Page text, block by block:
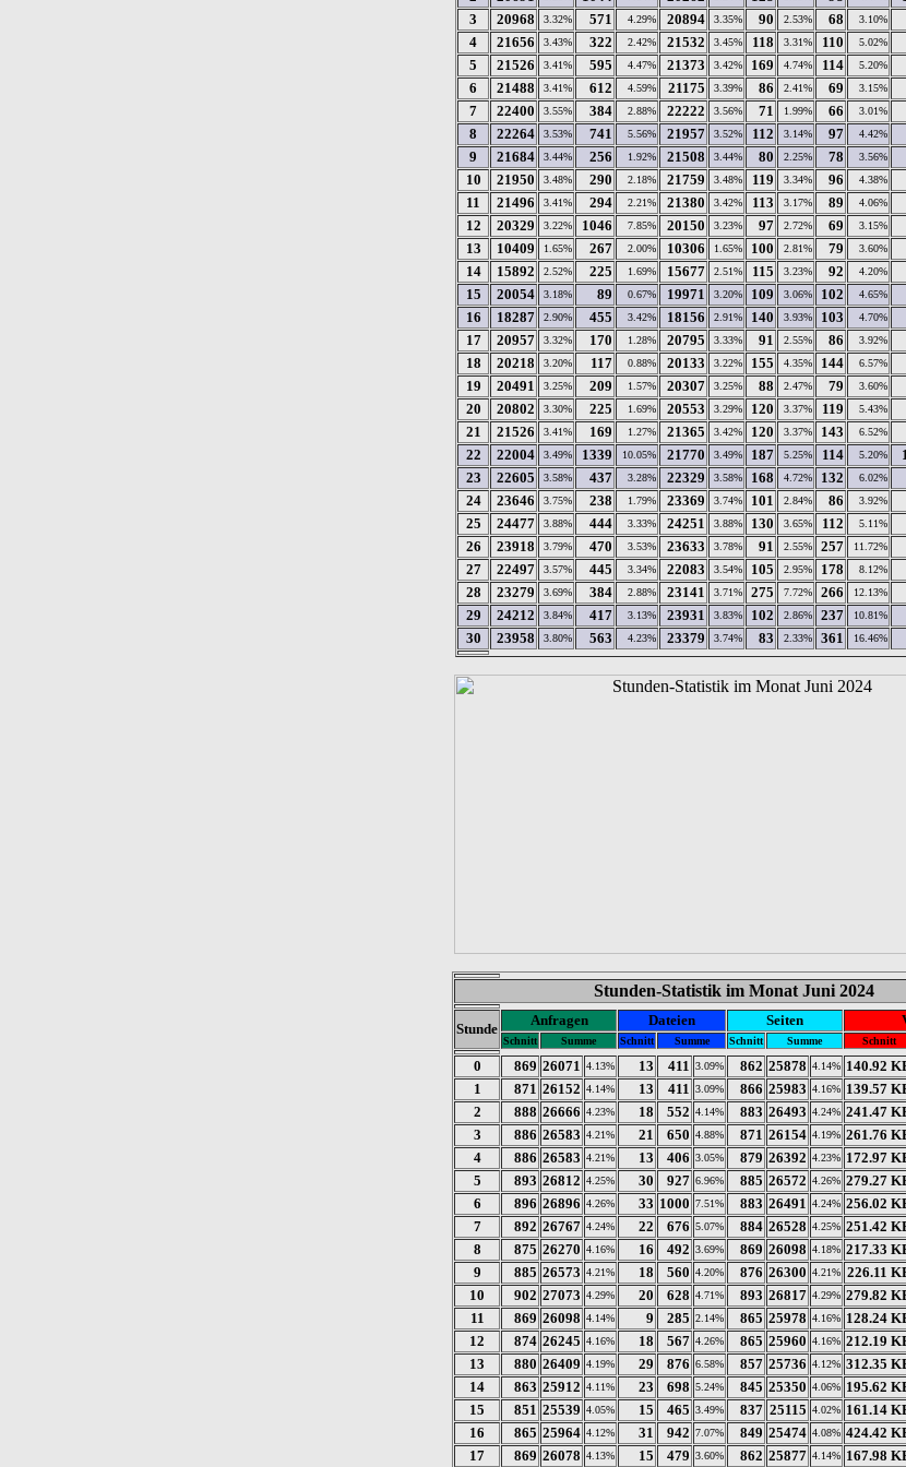
3 20968 3.32% 571 4.29% 20894 3.35% 90 2.53% 68 3.10%
4 21656 3.43% 322 2.42% 21532 3.45% 118 3.31% 110 5.02%
5 21526 3.41% 595 4.47% 21373 3.42% 169 4.74% 114 5.20%
6 21488 3.41% 612 4.59% 21175 3.39% 86 2.41% 69 3.15%
7 22400 3.55% 384 2.88% 22222 3.56% 71 1.99% 66 3.01%
8 22264 3.53% 741 5.56% 21957 3.52% 112 3.14% 97 4.42%
9 21684 3.44% 256 1.92% 21508 3.44% 80 2.25% 78 3.56%
10 21950 3.48% 290 2.18% 21759 3.48% 119 3.34% 96 4.38%
11 21496 3.41% 294 2.21% 21380 3.42% 113 3.17% 89 4.06%
12 20329 3.22% 1046 7.85% 20150 3.23% 97 2.72% 69 3.15%
13 10409 1.65% 267 2.00% 10306 1.65% 100 2.81% 79 3.60%
14 15892 2.52% 225 1.69% 15677 2.51% 115 3.23% 92 4.20%
15 20054 3.18% 89 0.67% 19971 3.20% 109 3.06% 102 4.65%
16 18287 2.90% 455 3.42% 18156 2.91% 140 3.93% 103 4.70%
17 20957 3.32% 170 1.28% 20795 3.33% 91 2.55% 86 3.92%
18 20218 3.20% 117 0.88% 20133 3.22% 155 4.35% 144 6.57%
19 20491 3.25% 209 1.57% 20307 3.25% 88 2.47% 79 3.60%
20 20802 3.30% 225 1.69% 20553 3.29% 120 3.37% 119 5.43%
21 21526 3.41% 169 1.27% 21365 3.42% 120 3.37% 143 6.52%
22 22004 3.49% 1339 10.05% 21770 3.49% 187 5.25% 114 5.20%
23 22605 3.58% 437 3.28% 22329 3.58% 168 4.72% 132 6.02%
24 23646 3.75% 238 1.79% 23369 3.74% 101 2.84% 86 3.92%
25 24477 3.88% 444 3.33% 24251 3.88% 130 3.65% 112 5.11%
26 23918 3.79% 470 3.53% 23633 3.78% 91 2.55% 257 11.72%
27 22497 3.57% 445 3.34% 22083 3.54% 105 2.95% 178 8.12%
28 23279 3.69% 384 2.88% 23141 3.71% 275 7.72% 266 12.13%
29 24212 3.84% 417 3.13% 23931 3.83% 102 2.86% 237 10.81%
30 23958 3.80% 563 4.23% 23379 3.74% 83 2.33% 361 16.46%
Stunden-Statistik im Monat Juni 2024
Stunde
Anfragen Dateien Seiten
Schnitt Summe Schnitt Summe Schnitt Summe Schnitt
0 869 26071 4.13% 13 411 3.09% 862 25878 4.14% 140.92
1 871 26152 4.14% 13 411 3.09% 866 25983 4.16% 139.57
2 888 26666 4.23% 18 552 4.14% 883 26493 4.24% 241.47
3 886 26583 4.21% 21 650 4.88% 871 26154 4.19% 261.76
4 886 26583 4.21% 13 406 3.05% 879 26392 4.23% 172.97
5 893 26812 4.25% 30 927 6.96% 885 26572 4.26% 279.27
6 896 26896 4.26% 33 1000 7.51% 883 26491 4.24% 256.02
7 892 26767 4.24% 22 676 5.07% 884 26528 4.25% 251.42
8 875 26270 4.16% 16 492 3.69% 869 26098 4.18% 217.33
9 885 26573 4.21% 18 560 4.20% 876 26300 4.21% 226.11
10 902 27073 4.29% 20 628 4.71% 893 26817 4.29% 279.82
11 869 26098 4.14% 9 285 2.14% 865 25978 4.16% 128.24
12 874 26245 4.16% 18 567 4.26% 865 25960 4.16% 212.19
13 880 26409 4.19% 29 876 6.58% 857 25736 4.12% 312.35
14 863 25912 4.11% 23 698 5.24% 845 25350 4.06% 195.62
15 851 25539 4.05% 15 465 3.49% 837 25115 4.02% 161.14
16 865 25964 4.12% 31 942 7.07% 849 25474 4.08% 424.42
17 869 26078 4.13% 15 479 3.60% 862 25877 4.14% 167.98